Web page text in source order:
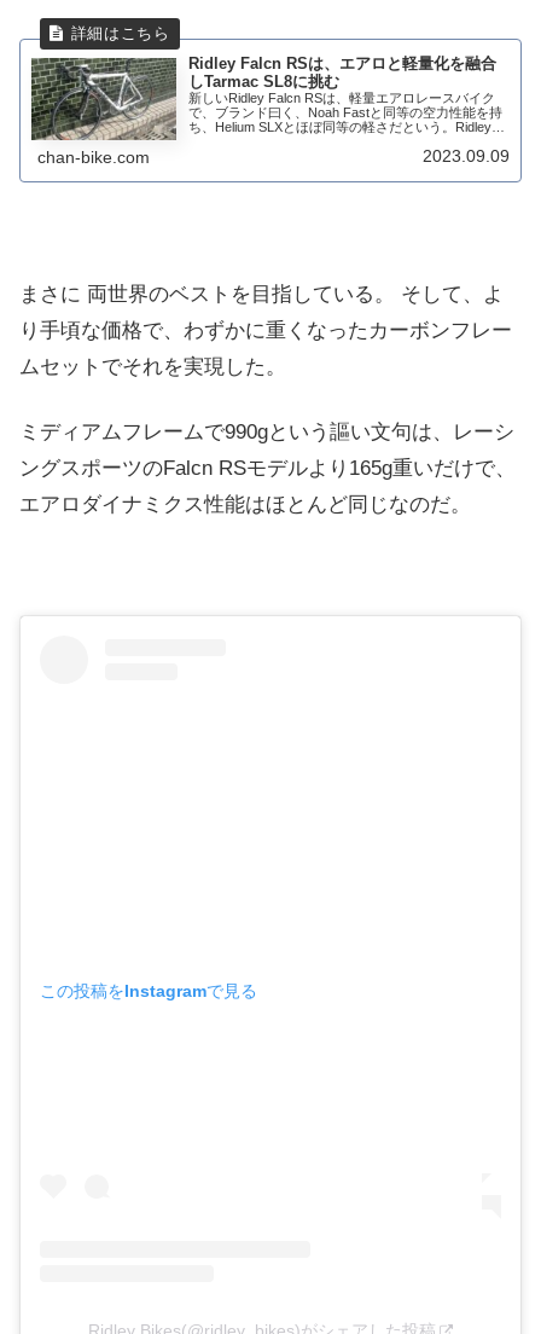
Ridley Falcn RSは、エアロと軽量化を融合
しTarmac SL8に挑む
新しいRidley Falcn RSは、軽量エアロレースバイク
で、ブランド曰く、Noah Fastと同等の空力性能を持
ち、Helium SLXとほぼ同等の軽さだという。Ridley
chan-bike.com 2023.09.09
まさに 両世界のベストを目指している。 そして、よ
り手頃な価格で、わずかに重くなったカーボンフレー
ムセットでそれを実現した。
ミディアムフレームで990gという謳い文句は、レーシ
ングスポーツのFalcn RSモデルより165g重いだけで、
エアロダイナミクス性能はほとんど同じなのだ。
この投稿をInstagramで見る